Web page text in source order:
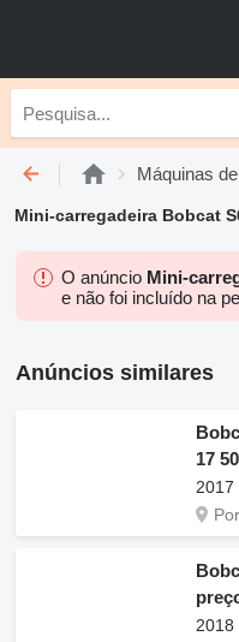
Máquinas
Mini-carregadeira Bobcat
O anúncio Mini-
e não foi incluído na
Anúncios similares
17
2017
2018